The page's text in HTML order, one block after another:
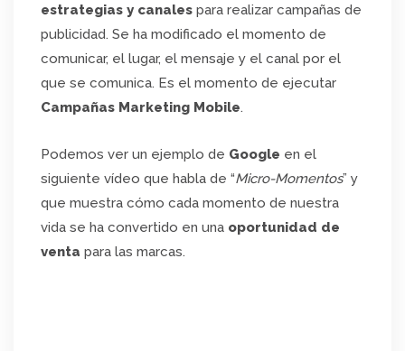
estrategias y canales para realizar campañas de
publicidad. Se ha modificado el momento de
comunicar, el lugar, el mensaje y el canal por el
que se comunica. Es el momento de ejecutar
Campañas Marketing Mobile.
Podemos ver un ejemplo de Google en el
siguiente vídeo que habla de “Micro-Momentos” y
que muestra cómo cada momento de nuestra
vida se ha convertido en una oportunidad de
venta para las marcas.